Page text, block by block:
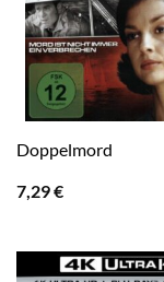
Doppelmord
7,29€